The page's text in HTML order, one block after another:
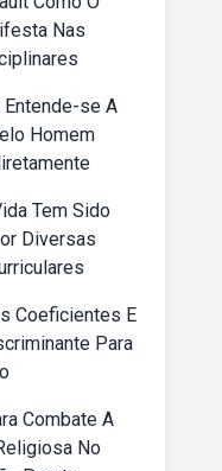
Nas
se A
Homem
Tem Sido
Diversas
Coeficientes E
Para
Combate A
No